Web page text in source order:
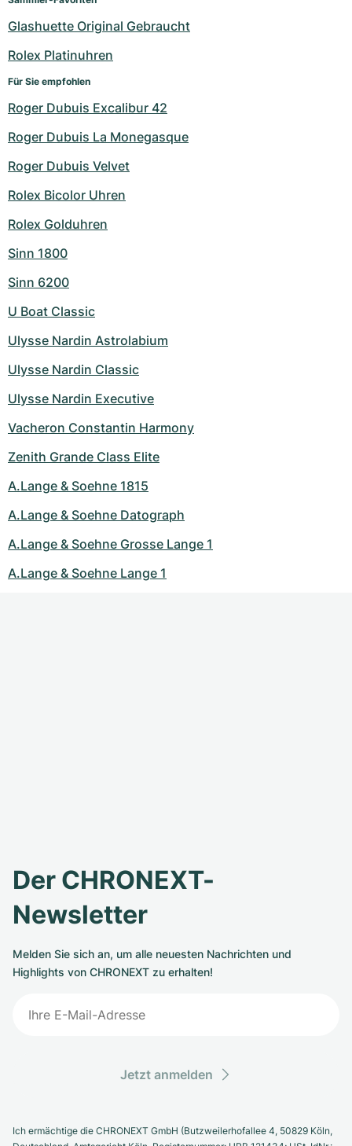
Glashuette Original Gebraucht
Rolex Platinuhren
Für Sie empfohlen
Roger Dubuis Excalibur 42
Roger Dubuis La Monegasque
Roger Dubuis Velvet
Rolex Bicolor Uhren
Rolex Golduhren
Sinn 1800
Sinn 6200
U Boat Classic
Ulysse Nardin Astrolabium
Ulysse Nardin Classic
Ulysse Nardin Executive
Vacheron Constantin Harmony
Zenith Grande Class Elite
A.Lange & Soehne 1815
A.Lange & Soehne Datograph
A.Lange & Soehne Grosse Lange 1
A.Lange & Soehne Lange 1
Der CHRONEXT-
Newsletter
Melden Sie sich an, um alle neuesten Nachrichten und
Highlights von CHRONEXT zu erhalten!
Jetzt anmelden
Ich ermächtige die CHRONEXT GmbH (Butzweilerhofallee 4, 50829 Köln,